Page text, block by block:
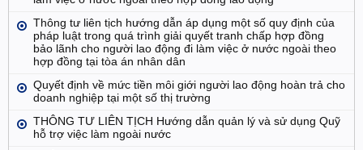
Thông tư liên tịch hướng dẫn áp dụng một số quy định của
pháp luật trong quá trình giải quyết tranh chấp hợp đồng
bảo lãnh cho người lao động đi làm việc ở nước ngoài theo
hợp đồng tại tòa án nhân dân
Quyết định về mức tiền môi giới người lao động hoàn trả cho
doanh nghiệp tại một số thị trường
THÔNG TƯ LIÊN TỊCH Hướng dẫn quản lý và sử dụng Quỹ
hỗ trợ việc làm ngoài nước